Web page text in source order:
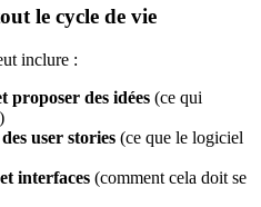
le cycle de vie
inclure :
proposer des idées (ce qui
user stories (ce que le logiciel
interfaces (comment cela doit se